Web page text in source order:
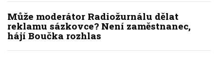
Může moderátor Radiožurnálu dělat
reklamu sázkovce? Není zaměstnanec,
hájí Boučka rozhlas